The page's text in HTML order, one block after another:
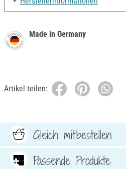
Made in Germany
Artikel teilen:
Gleich mitbestellen
Passende Produkte